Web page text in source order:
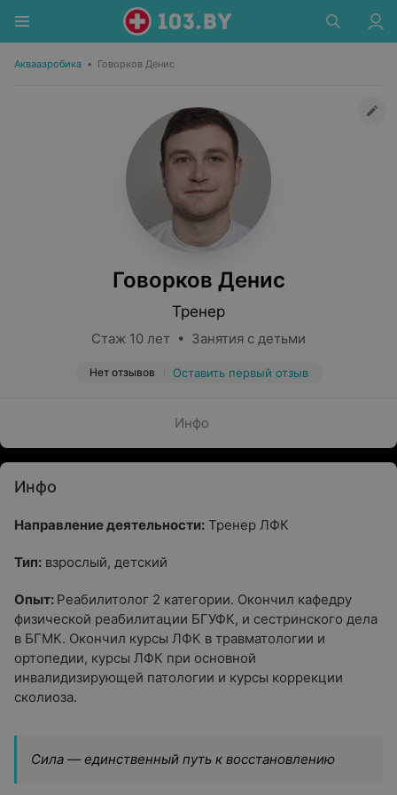
Аквааэробика • Говорков Денис
Говорков Денис
Тренер
Стаж 10 лет • Занятия с детьми
Нет отзывов Оставить первый отзыв
Инфо
Инфо
Направление деятельности: Тренер ЛФК
Тип: взрослый, детский
Опыт: Реабилитолог 2 категории. Окончил кафедру
физической реабилитации БГУФК, и сестринского дела
в БГМК. Окончил курсы ЛФК в травматологии и
ортопедии, курсы ЛФК при основной
инвалидизирующей патологии и курсы коррекции
сколиоза.
Сила — единственный путь к восстановлению